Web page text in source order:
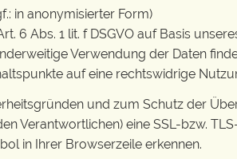
in anonymisierter Form)
6 Abs. 1 lit. f DSGVO auf Basis
Verwendung der Daten
auf eine rechtswidrige
und zum Schutz der
Verantwortlichen) eine SSL-bzw.
in Ihrer Browserzeile erkennen.